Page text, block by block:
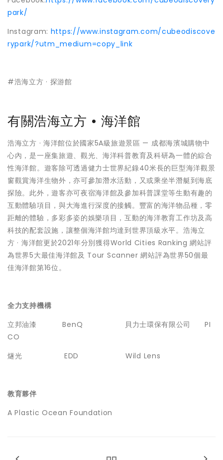
park/
Instagram: https://www.instagram.com/cubeodiscove
rypark/?utm_medium=copy_link
#浩海立方 · 探游館
有關浩海立方 • 海洋館
浩海立方 · 海洋館位於國家5A級旅遊景區 — 成都海濱城購物中
心內，是一座集旅遊、觀光、海洋科普教育及科研為一體的綜合
性海洋館。遊客除可透過健力士世界紀錄40米長的巨型海洋觀景
窗觀賞海洋生物外，亦可參加潛水活動，又或乘坐半潛艇到海底
探險。此外，遊客亦可夜宿海洋館及參加科普課堂等生動有趣的
互動體驗項目，與大海進行深度的接觸。豐富的海洋物品種，零
距離的體驗，多彩多姿的娛樂項目，互動的海洋教育工作坊及高
科技的配套設施，讓整個海洋館均達到世界頂級水平。浩海立
方 · 海洋館更於2021年分別獲得World Cities Ranking 網站評
為世界5大最佳海洋館及 Tour Scanner 網站評為世界50個最
佳海洋館第16位。
全力支持機構
立邦油漆 BenQ 貝力士環保有限公司 PI
CO
燧光 EDD Wild Lens
教育夥伴
A Plastic Ocean Foundation